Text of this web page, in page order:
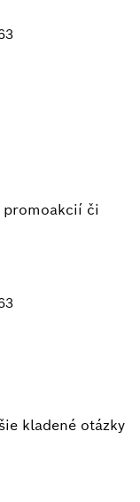
promoakcií či
kladené otázky